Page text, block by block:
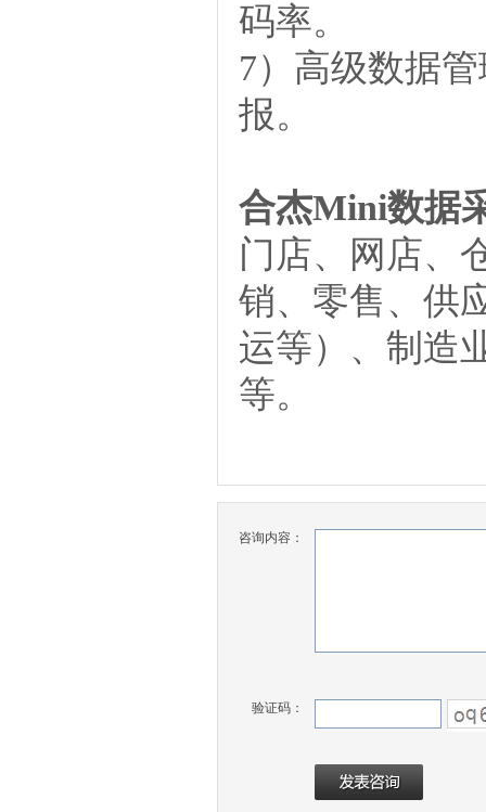
码率。
7）高级数据
报。
合杰Mini数据
门店、网店、
销、零售、供
运等）、制造
等。
咨询内容：
验证码：